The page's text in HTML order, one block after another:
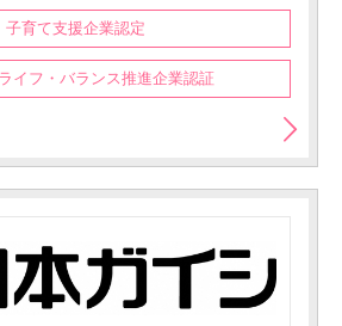
子育て支援企業認定
イフ・バランス推進企業認証